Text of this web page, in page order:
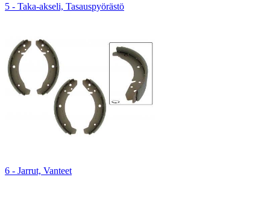
5 - Taka-akseli, Tasauspyörästö
6 - Jarrut, Vanteet